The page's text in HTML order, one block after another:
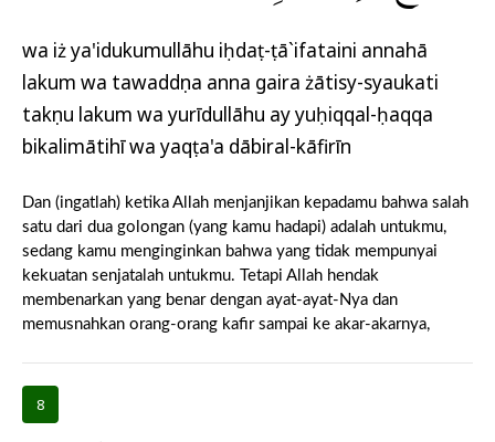
wa iż ya'idukumullāhu iḥdaṭ-ṭā`ifataini annahā
lakum wa tawaddụna anna gaira żātisy-syaukati
takụnu lakum wa yurīdullāhu ay yuḥiqqal-ḥaqqa
bikalimātihī wa yaqṭa'a dābiral-kāfirīn
Dan (ingatlah) ketika Allah menjanjikan kepadamu bahwa salah
satu dari dua golongan (yang kamu hadapi) adalah untukmu,
sedang kamu menginginkan bahwa yang tidak mempunyai
kekuatan senjatalah untukmu. Tetapi Allah hendak
membenarkan yang benar dengan ayat-ayat-Nya dan
memusnahkan orang-orang kafir sampai ke akar-akarnya,
8